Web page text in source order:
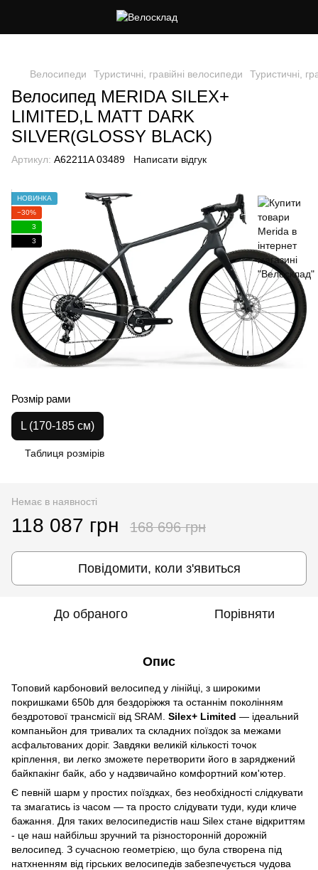
Велосипеди Туристичні, гравійні велосипеди Туристичні,
Велосипед MERIDA SILEX+
LIMITED,L MATT DARK
SILVER(GLOSSY BLACK)
Артикул: A62211A 03489 Написати відгук
НОВИНКА
−30%
3
3
Розмір рами
L (170-185 см)
Таблиця розмірів
Немає в наявності
118 087 грн 168 696 грн
Повідомити, коли з'явиться
До обраного Порівняти
Опис
Топовий карбоновий велосипед у лінійці, з широкими
покришками 650b для бездоріжжя та останнім поколінням
бездротової трансмісії від SRAM. Silex+ Limited — ідеальний
компаньйон для тривалих та складних поїздок за межами
асфальтованих доріг. Завдяки великій кількості точок
кріплення, ви легко зможете перетворити його в заряджений
байкпакінг байк, або у надзвичайно комфортний ком'ютер.
Є певній шарм у простих поїздках, без необхідності слідкувати
та змагатись із часом — та просто слідувати туди, куди кличе
бажання. Для таких велосипедистів наш Silex стане відкриттям
- це наш найбільш зручний та різносторонній дорожній
велосипед. З сучасною геометрією, що була створена під
натхненням від гірських велосипедів забезпечується чудова